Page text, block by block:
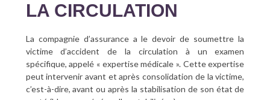
LA CIRCULATION
La compagnie d’assurance a le devoir de soumettre la
victime d’accident de la circulation à un examen
spécifique, appelé « expertise médicale ». Cette expertise
peut intervenir avant et après consolidation de la victime,
c’est-à-dire, avant ou après la stabilisation de son état de